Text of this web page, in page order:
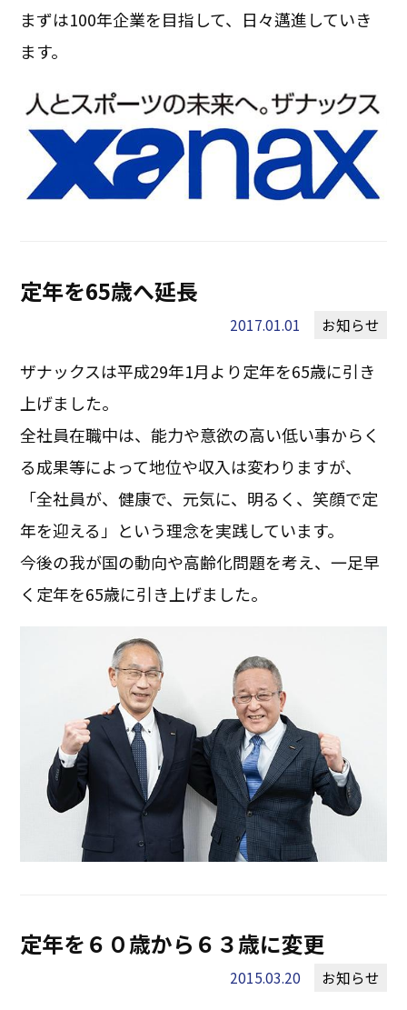
まずは100年企業を目指して、日々邁進していき
ます。
定年を65歳へ延長
2017.01.01 お知らせ
ザナックスは平成29年1月より定年を65歳に引き
上げました。
全社員在職中は、能力や意欲の高い低い事からく
る成果等によって地位や収入は変わりますが、
「全社員が、健康で、元気に、明るく、笑顔で定
年を迎える」という理念を実践しています。
今後の我が国の動向や高齢化問題を考え、一足早
く定年を65歳に引き上げました。
定年を６０歳から６３歳に変更
2015.03.20 お知らせ